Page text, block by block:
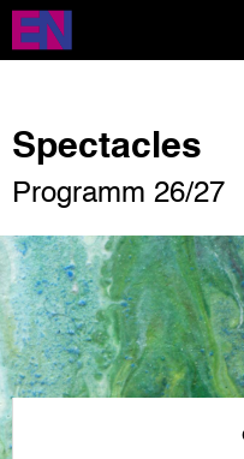
Direkt
zum
Inhalt
Spectacles
Programm 26/27